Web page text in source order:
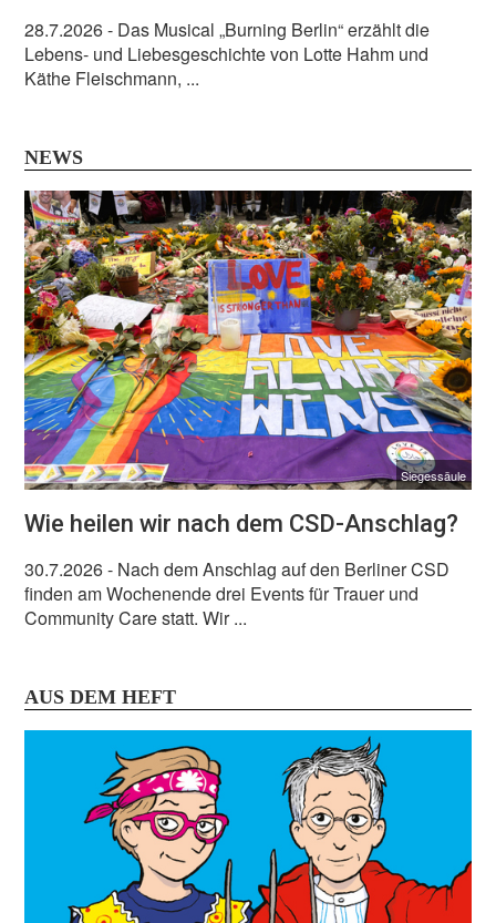
28.7.2026- Das Musical „Burning Berlin“ erzählt die
Lebens- und Liebesgeschichte von Lotte Hahm und
Käthe Fleischmann, ...
NEWS
Siegessäule
Wie heilen wir nach dem CSD-Anschlag?
30.7.2026- Nach dem Anschlag auf den Berliner CSD
finden am Wochenende drei Events für Trauer und
Community Care statt. Wir ...
AUS DEM HEFT